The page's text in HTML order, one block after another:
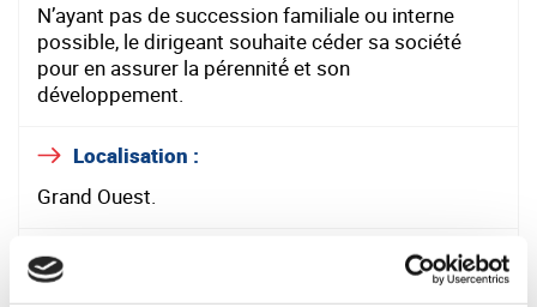
N’ayant pas de succession familiale ou interne
possible, le dirigeant souhaite céder sa société
pour en assurer la pérennité́ et son
développement.
Localisation :
Grand Ouest.
Immobilier détenu via une SCI, sur terrain clôturé et